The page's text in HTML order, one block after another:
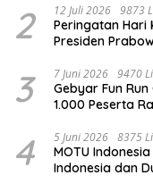
2 12 Juli 2026 9873
Peringatan Hari
Presiden
3 7 Juni 2026 9470
Gebyar Fun
1.000 Peserta
4 5 Juni 2026 8375
MOTU
Indonesia dan